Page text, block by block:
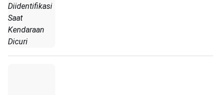
Diidentifikasi
Saat
Kendaraan
Dicuri